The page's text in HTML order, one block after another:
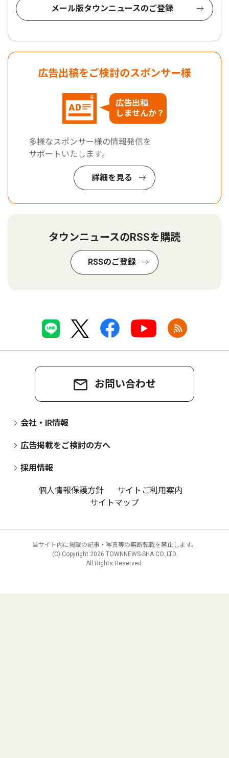
メール版タウンニュースのご登録
広告出稿をご検討のスポンサー様
広告出稿
しませんか？
多様なスポンサー様の情報発信を
サポートいたします。
詳細を見る
タウンニュースのRSSを購読
RSSのご登録
お問い合わせ
会社・IR情報
広告掲載をご検討の方へ
採用情報
個人情報保護方針
サイトご利用案内
サイトマップ
当サイト内に掲載の記事・写真等の無断転載を禁止します。
(C) Copyright 2026 TOWNNEWS-SHA CO.,LTD.
All Rights Reserved.